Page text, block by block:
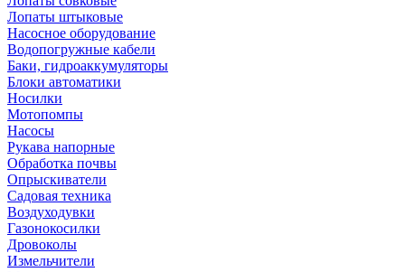
Лопаты штыковые
Насосное оборудование
Водопогружные кабели
Баки, гидроаккумуляторы
Блоки автоматики
Носилки
Мотопомпы
Насосы
Рукава напорные
Обработка почвы
Опрыскиватели
Садовая техника
Воздуходувки
Газонокосилки
Дровоколы
Измельчители